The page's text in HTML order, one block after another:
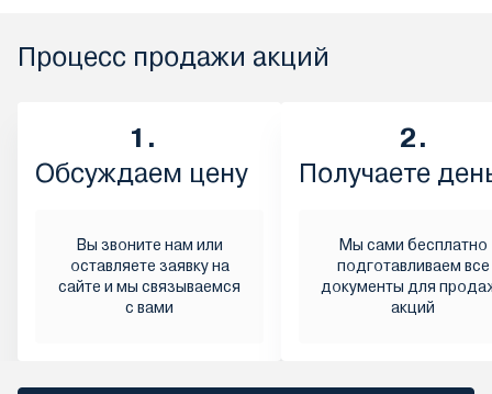
Процесс продажи акций
1.
Обсуждаем цену
Вы звоните нам или
оставляете заявку на
сайте и мы связываемся
с вами
2.
Получаете
Мы сами бесплатно
подготавливаем все
документы для
акций